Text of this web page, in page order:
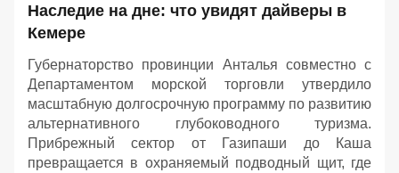
Наследие на дне: что увидят дайверы в
Кемере
Губернаторство провинции Анталья совместно с
Департаментом морской торговли утвердило
масштабную долгосрочную программу по развитию
альтернативного глубоководного туризма.
Прибрежный сектор от Газипаши до Каша
превращается в охраняемый подводный щит, где